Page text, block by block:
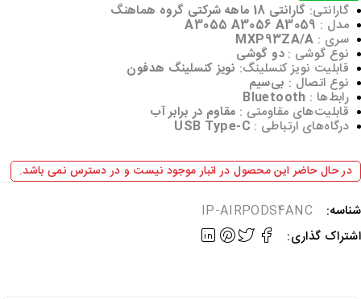
گارانتی: گارانتی 18 ماهه شرکتی گروه هماهنگ
مدل :
سری : MXP93ZA/A
نوع گوشی :دو گوشی
قابلیت نویز کنسلینگ: نویز کنسلینگ هدفون
نوع اتصال : بی‌سیم
رابط‌ها : Bluetooth
قابلیت‌های مقاومتی : مقاوم در برابر آب
درگاه‌های ارتباطی : USB Type-C
در حال حاضر این محصول در انبار موجود نیست و در دسترس نمی باشد.
شناسه:
IP-AIRPODS4ANC
اشتراک گذاری: